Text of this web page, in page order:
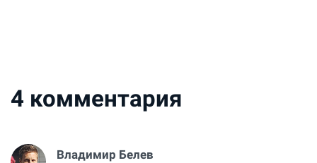
4 комментария
Владимир Белев